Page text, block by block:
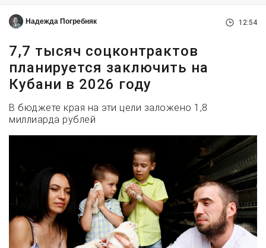
Надежда Погребняк 12:54
7,7 тысяч соцконтрактов
планируется заключить на
Кубани в 2026 году
В бюджете края на эти цели заложено 1,8
миллиарда рублей